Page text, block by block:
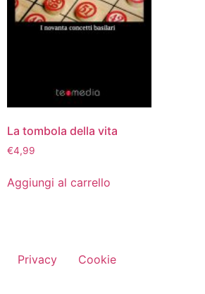
La tombola della vita
€4,99
Aggiungi al carrello
Privacy Cookie